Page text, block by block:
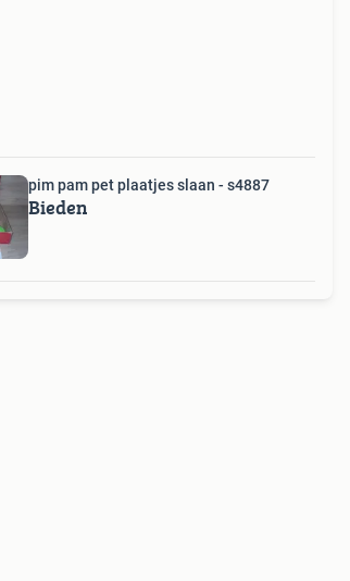
pim pam pet plaatjes slaan - s4887
Bieden